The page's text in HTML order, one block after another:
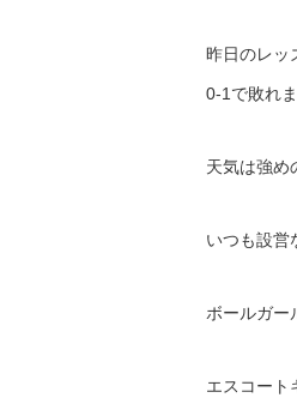
昨日のレッ
0-1で敗れま
天気は強め
いつも設営
ボールガー
エスコート